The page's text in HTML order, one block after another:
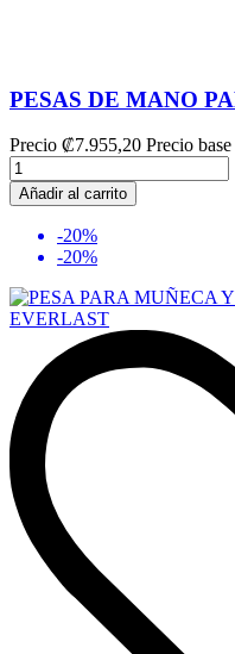
PESAS DE MANO
Precio ₡7.955,20 Precio base
Añadir al carrito
-20%
-20%